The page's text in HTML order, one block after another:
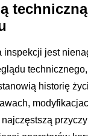
jest
historię